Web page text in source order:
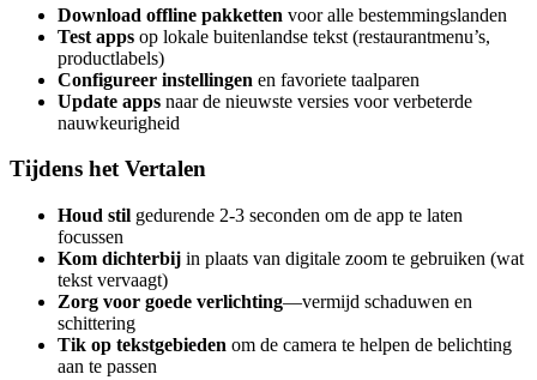
Download offline pakketten voor alle bestemmingslanden
Test apps op lokale buitenlandse tekst (restaurantmenu’s,
productlabels)
Configureer instellingen en favoriete taalparen
Update apps naar de nieuwste versies voor verbeterde
nauwkeurigheid
Tijdens het Vertalen
Houd stil gedurende 2-3 seconden om de app te laten
focussen
Kom dichterbij in plaats van digitale zoom te gebruiken (wat
tekst vervaagt)
Zorg voor goede verlichting—vermijd schaduwen en
schittering
Tik op tekstgebieden om de camera te helpen de belichting
aan te passen